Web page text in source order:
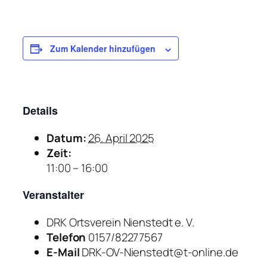
Zum Kalender hinzufügen
Details
Datum:26. April 2025
Zeit:
11:00 – 16:00
Veranstalter
DRK Ortsverein Nienstedt e. V.
Telefon 0157/82277567
E-MailDRK-OV-Nienstedt@t-online.de